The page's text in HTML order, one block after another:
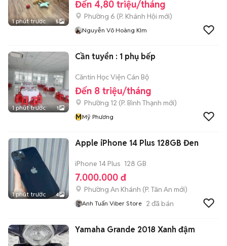
1 phút trước 5
Đến 4,80 triệu/tháng
Phường 6 (P. Khánh Hội mới)
Nguyễn Võ Hoàng KIm
1 phút trước 1
Cần tuyển : 1 phụ bếp
Căntin Học Viện Cán Bộ
Đến 8 triệu/tháng
Phường 12 (P. Bình Thạnh mới)
MMỹ Phương
1 phút trước 4
Apple iPhone 14 Plus 128GB Đen
iPhone 14 Plus 128 GB
7.000.000 đ
Phường An Khánh (P. Tân An mới)
Anh Tuấn Viber Store 2 đã bán
Yamaha Grande 2018 Xanh đậm